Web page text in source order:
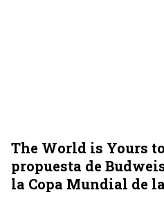
The World is Yours to
propuesta de
la Copa Mundial de